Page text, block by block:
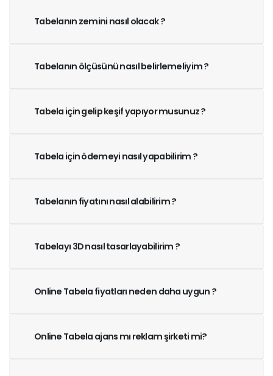
Tabelanın zemini nasıl olacak ?
Tabelanın ölçüsünü nasıl belirlemeliyim ?
Tabela için gelip keşif yapıyor musunuz ?
Tabela için ödemeyi nasıl yapabilirim ?
Tabelanın fiyatını nasıl alabilirim ?
Tabelayı 3D nasıl tasarlayabilirim ?
Online Tabela fiyatları neden daha uygun ?
Online Tabela ajans mı reklam şirketi mi?